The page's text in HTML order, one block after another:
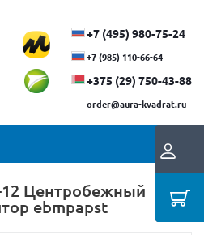
+7 (495) 980-75-24
+7 (985) 110-66-64
+375 (29) ​750-43-88
order@aura-kvadrat.ru
12 Центробежный
ebmpapst